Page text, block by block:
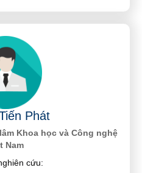
Phát
Khoa học và Công nghệ
Nam
cứu: